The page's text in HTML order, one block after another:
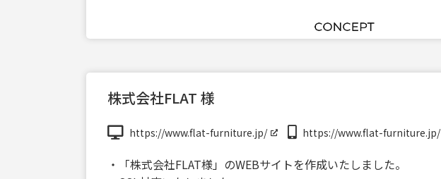
株式会社FLAT 様
https://www.flat-furniture.jp/ https://www.flat-furniture.jp/
・「株式会社FLAT様」のWEBサイトを作成いたしました。